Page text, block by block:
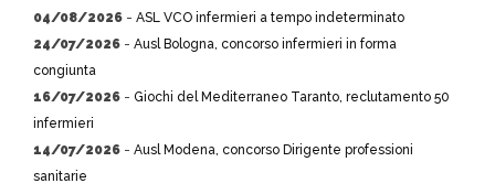
04/08/2026 - ASL VCO infermieri a tempo indeterminato
24/07/2026 - Ausl Bologna, concorso infermieri in forma
congiunta
16/07/2026 - Giochi del Mediterraneo Taranto, reclutamento 50
infermieri
14/07/2026 - Ausl Modena, concorso Dirigente professioni
sanitarie